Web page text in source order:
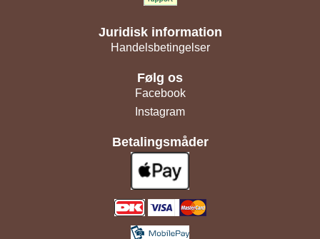
Juridisk information
Handelsbetingelser
Følg os
Facebook
Instagram
Betalingsmåder